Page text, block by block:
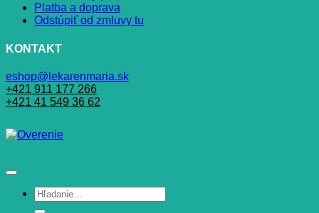
Platba a doprava
Odstúpiť od zmluvy tu
KONTAKT
eshop@lekarenmaria.sk
+421 911 177 266
+421 41 549 36 62
Hľadať: